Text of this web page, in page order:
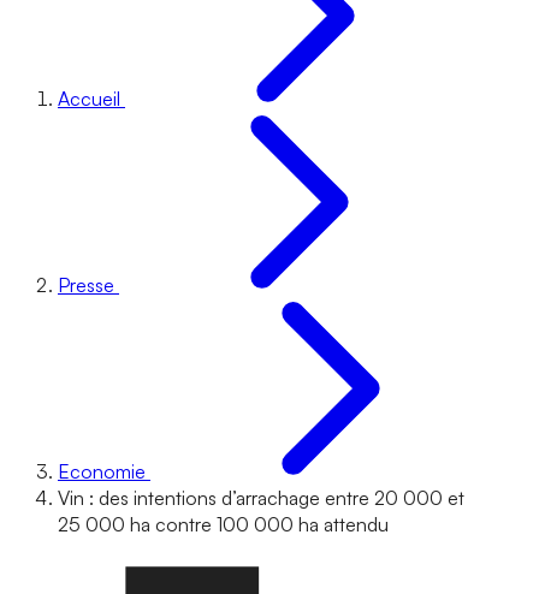
Accueil
Presse
Economie
Vin : des intentions d’arrachage entre 20 000 et
25 000 ha contre 100 000 ha attendu